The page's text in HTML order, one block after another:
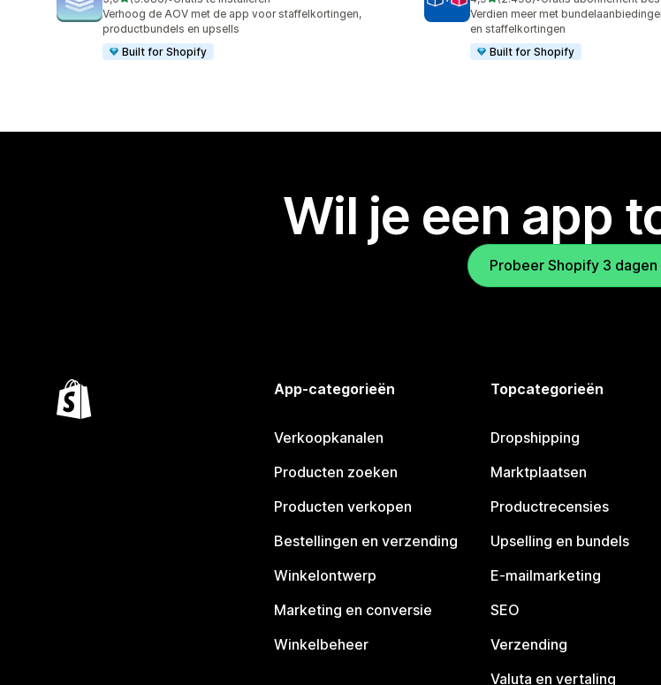
5086 recensies in totaal
Verhoog de AOV met de app voor staffelkortingen,
productbundels en upsells
Built for Shopify
2498 recensies in totaal
Verdien meer met
en staffelkortingen
Built for Shopify
Wil je een app
Probeer Shopify 3
App-categorieën
Verkoopkanalen
Producten zoeken
Producten verkopen
Bestellingen en verzending
Winkelontwerp
Marketing en conversie
Winkelbeheer
Topcategorieën
Dropshipping
Marktplaatsen
Productrecensies
Upselling en bundels
E-mailmarketing
SEO
Verzending
Valuta en vertaling